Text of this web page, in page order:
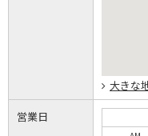
大きな
営業日